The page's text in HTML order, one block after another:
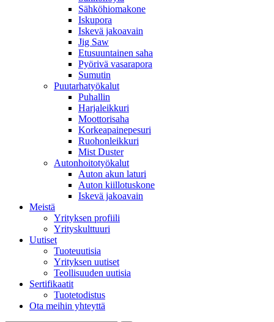
Sähköhiomakone
Iskupora
Iskevä jakoavain
Jig Saw
Etusuuntainen saha
Pyörivä vasarapora
Sumutin
Puutarhatyökalut
Puhallin
Harjaleikkuri
Moottorisaha
Korkeapainepesuri
Ruohonleikkuri
Mist Duster
Autonhoitotyökalut
Auton akun laturi
Auton kiillotuskone
Iskevä jakoavain
Meistä
Yrityksen profiili
Yrityskulttuuri
Uutiset
Tuoteuutisia
Yrityksen uutiset
Teollisuuden uutisia
Sertifikaatit
Tuotetodistus
Ota meihin yhteyttä